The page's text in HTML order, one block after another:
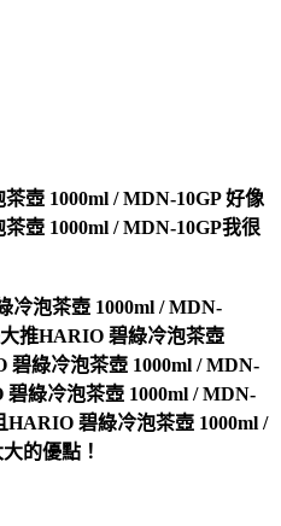
壺 1000ml / MDN-10GP好像
壺 1000ml / MDN-10GP我很
冷泡茶壺 1000ml / MDN-
推HARIO 碧綠冷泡茶壺
碧綠冷泡茶壺 1000ml / MDN-
綠冷泡茶壺 1000ml / MDN-
HARIO 碧綠冷泡茶壺 1000ml /
的優點！